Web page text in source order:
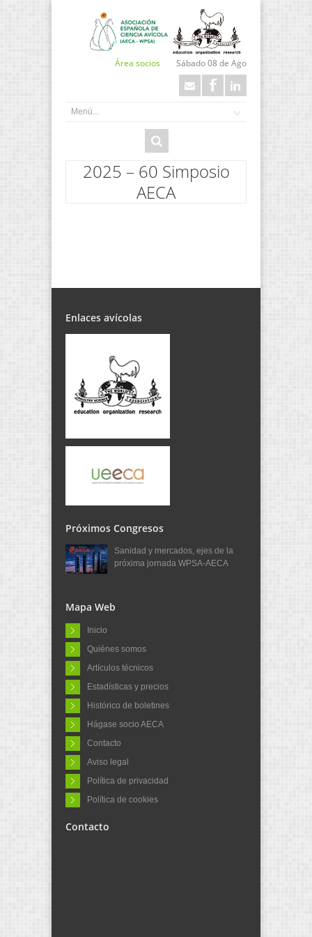
Área socios Sábado 08 de Ago
2025 – 60 Simposio
AECA
Enlaces avícolas
Próximos Congresos
Sanidad y mercados, ejes de la
próxima jornada WPSA-AECA
Mapa Web
Inicio
Quiénes somos
Artículos técnicos
Estadísticas y precios
Histórico de boletines
Hágase socio AECA
Contacto
Aviso legal
Política de privacidad
Política de cookies
Contacto